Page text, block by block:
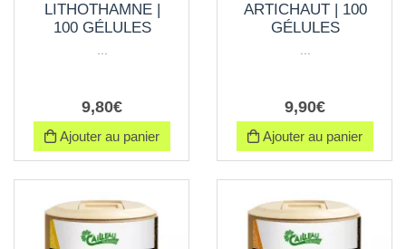
LITHOTHAMNE |
100 GÉLULES
9,80€
Ajouter au panier
ARTICHAUT | 100
GÉLULES
9,90€
Ajouter au panier